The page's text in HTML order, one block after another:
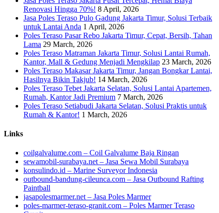
Renovasi Hingga 70%! 8 April, 2026
Jasa Poles Teraso Pulo Gadung Jakarta Timur, Solusi Terbaik
untuk Lantai Anda 1 April, 2026
Poles Teraso Pasar Rebo Jakarta Timur, Cepat, Bersih, Tahan
Lama 29 March, 2026
Poles Teraso Matraman Jakarta Timur, Solusi Lantai Rumah,
Kantor, Mall & Gedung Menjadi Mengkilap 23 March, 2026
Poles Teraso Makasar Jakarta Timur, Jangan Bongkar Lantai,
Hasilnya Bikin Takjub! 14 March, 2026
Poles Teraso Tebet Jakarta Selatan, Solusi Lantai Apartemen,
Rumah, Kantor Jadi Premium 7 March, 2026
Poles Teraso Setiabudi Jakarta Selatan, Solusi Praktis untuk
Rumah & Kantor! 1 March, 2026
Links
coilgalvalume.com – Coil Galvalume Baja Ringan
sewamobil-surabaya.net – Jasa Sewa Mobil Surabaya
konsulindo.id – Marine Surveyor Indonesia
outbound-bandung-cileunca.com – Jasa Outbound Rafting
Paintball
jasapolesmarmer.net – Jasa Poles Marmer
poles-marmer-teraso-granit.com – Poles Marmer Teraso